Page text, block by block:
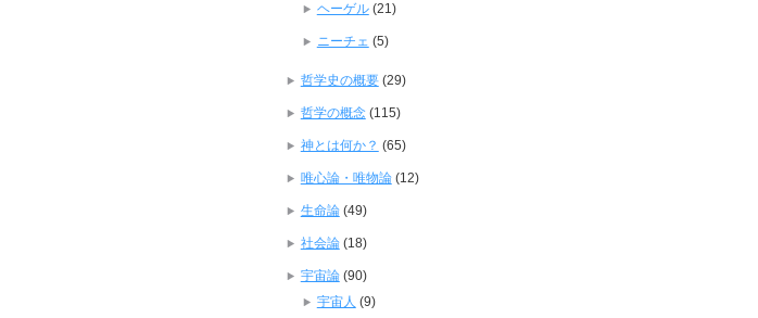
ヘーゲル(21)
ニーチェ (5)
哲学史の概要(29)
哲学の概念(115)
神とは何か？ (65)
唯心論・唯物論(12)
生命論(49)
社会論(18)
宇宙論(90)
宇宙人 (9)